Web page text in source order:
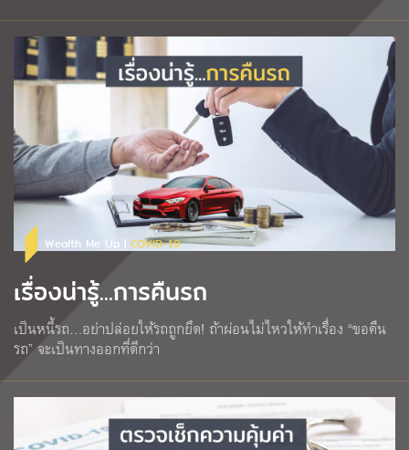
Wealth Me Up | COVID-19
เรื่องน่ารู้...การคืนรถ
เป็นหนี้รถ…อย่าปล่อยให้รถถูกยึด! ถ้าผ่อนไม่ไหวให้ทำเรื่อง “ขอคืน
รถ” จะเป็นทางออกที่ดีกว่า